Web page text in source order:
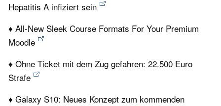
Hepatitis A infiziert sein
♦ All-New Sleek Course Formats For Your Premium
Moodle
♦ Ohne Ticket mit dem Zug gefahren: 22.500 Euro
Strafe
♦ Galaxy S10: Neues Konzept zum kommenden